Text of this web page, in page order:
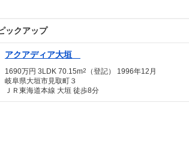
ックアップ
アクアディア大垣
1690万円 3LDK 70.15m2
（登記） 1996年12月
岐阜県大垣市見取町３
ＪＲ東海道本線 大垣 徒歩8分